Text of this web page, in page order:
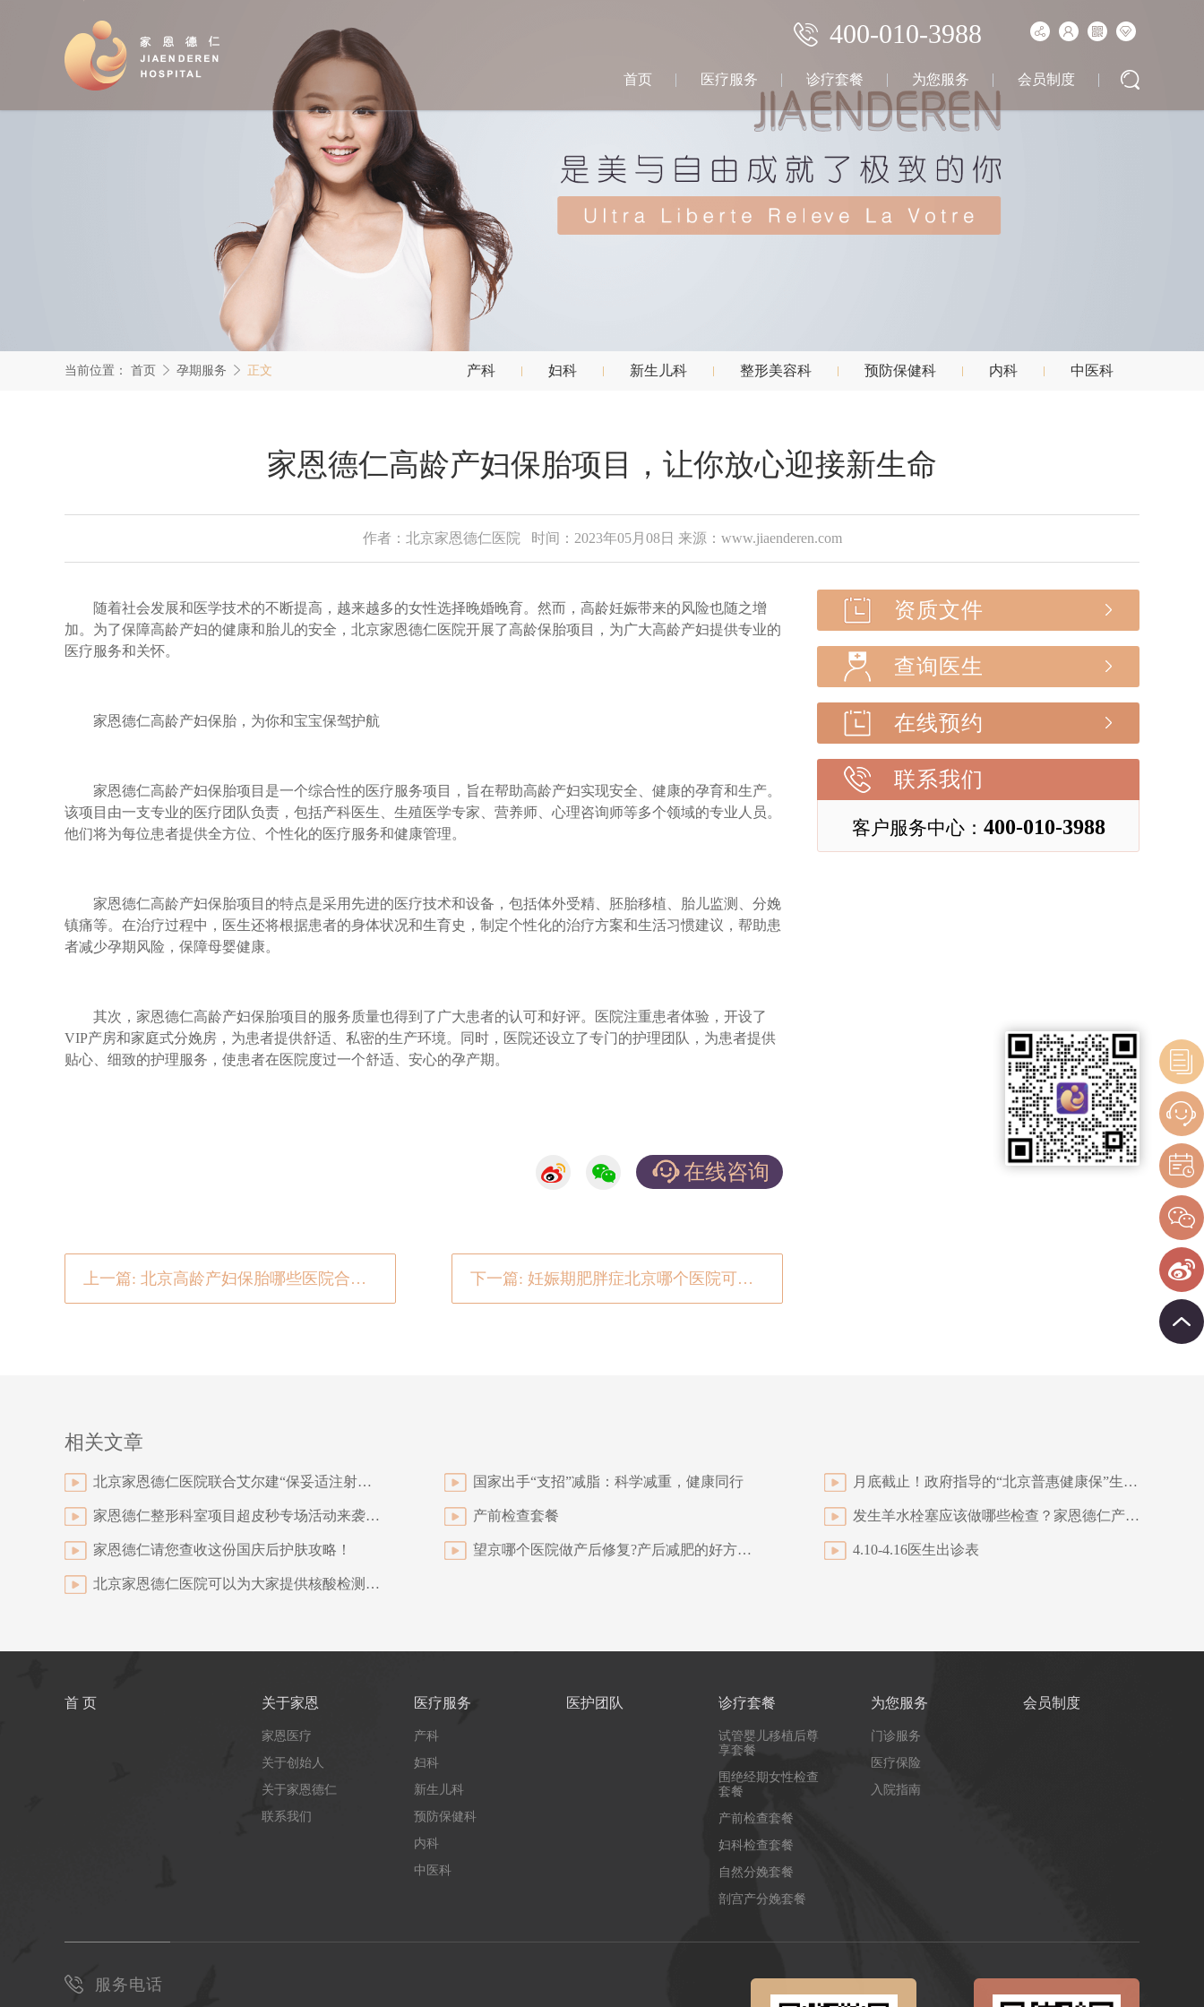
400-010-3988
首页 医疗服务 诊疗套餐 为您服务 会员制度
当前位置： 首页 孕期服务 正文 产科 妇科 新生儿科 整形美容科 预防保健科 内科 中医科
家恩德仁高龄产妇保胎项目，让你放心迎接新生命
作者：北京家恩德仁医院 时间：2023年05月08日 来源：www.jiaenderen.com
随着社会发展和医学技术的不断提高，越来越多的女性选择晚婚晚育。然而，高龄妊娠带来的风险也随之增
加。为了保障高龄产妇的健康和胎儿的安全，北京家恩德仁医院开展了高龄保胎项目，为广大高龄产妇提供专业的
医疗服务和关怀。
家恩德仁高龄产妇保胎，为你和宝宝保驾护航
家恩德仁高龄产妇保胎项目是一个综合性的医疗服务项目，旨在帮助高龄产妇实现安全、健康的孕育和生产。
该项目由一支专业的医疗团队负责，包括产科医生、生殖医学专家、营养师、心理咨询师等多个领域的专业人员。
他们将为每位患者提供全方位、个性化的医疗服务和健康管理。
家恩德仁高龄产妇保胎项目的特点是采用先进的医疗技术和设备，包括体外受精、胚胎移植、胎儿监测、分娩
镇痛等。在治疗过程中，医生还将根据患者的身体状况和生育史，制定个性化的治疗方案和生活习惯建议，帮助患
者减少孕期风险，保障母婴健康。
其次，家恩德仁高龄产妇保胎项目的服务质量也得到了广大患者的认可和好评。医院注重患者体验，开设了
VIP产房和家庭式分娩房，为患者提供舒适、私密的生产环境。同时，医院还设立了专门的护理团队，为患者提供
贴心、细致的护理服务，使患者在医院度过一个舒适、安心的孕产期。
在线咨询
上一篇: 北京高龄产妇保胎哪些医院合适？家恩德仁医院为您解答！ 下一篇: 妊娠期肥胖症北京哪个医院可以治？妊娠期肥胖危害大，及时治疗很关键
资质文件
查询医生
在线预约
联系我们
客户服务中心： 400-010-3988
相关文章
北京家恩德仁医院联合艾尔建“保妥适注射医师培训会”成功举办 国家出手“支招”减脂：科学减重，健康同行 月底截止！政府指导的“北京普惠健康保”生病可保！自费可报！
家恩德仁整形科室项目超皮秒专场活动来袭!祛斑、嫩肤、抗衰.....帮你重塑美肌 产前检查套餐 发生羊水栓塞应该做哪些检查？家恩德仁产科为你揭晓答案
家恩德仁请您查收这份国庆后护肤攻略！ 望京哪个医院做产后修复?产后减肥的好方法是什么 4.10-4.16医生出诊表
北京家恩德仁医院可以为大家提供核酸检测服务啦!
首 页 关于家恩
家恩医疗
关于创始人
关于家恩德仁
联系我们
医疗服务
产科
妇科
新生儿科
预防保健科
内科
中医科
医护团队 诊疗套餐
试管婴儿移植后尊
享套餐
围绝经期女性检查
套餐
产前检查套餐
妇科检查套餐
自然分娩套餐
剖宫产分娩套餐
为您服务
门诊服务
医疗保险
入院指南
会员制度
服务电话